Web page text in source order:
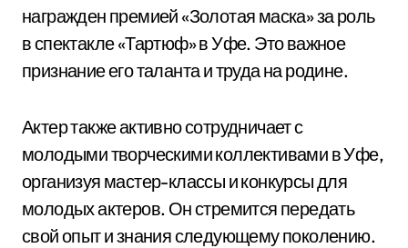
награжден премией «Золотая маска» за роль
в спектакле «Тартюф» в Уфе. Это важное
признание его таланта и труда на родине.
Актер также активно сотрудничает с
молодыми творческими коллективами в Уфе,
организуя мастер-классы и конкурсы для
молодых актеров. Он стремится передать
свой опыт и знания следующему поколению.